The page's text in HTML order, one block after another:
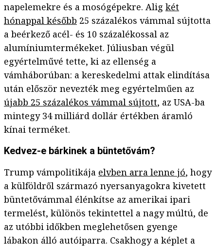
napelemekre és a mosógépekre. Alig két
hónappal később 25 százalékos vámmal sújtotta
a beérkező acél- és 10 százalékossal az
alumíniumtermékeket. Júliusban végül
egyértelművé tette, ki az ellenség a
vámháborúban: a kereskedelmi attak elindítása
után először nevezték meg egyértelműen az
újabb 25 százalékos vámmal sújtott, az USA-ba
mintegy 34 milliárd dollár értékben áramló
kínai terméket.
Kedvez-e bárkinek a büntetővám?
Trump vámpolitikája elvben arra lenne jó, hogy
a külföldről származó nyersanyagokra kivetett
büntetővámmal élénkítse az amerikai ipari
termelést, különös tekintettel a nagy múltú, de
az utóbbi időkben meglehetősen gyenge
lábakon álló autóiparra. Csakhogy a képlet a